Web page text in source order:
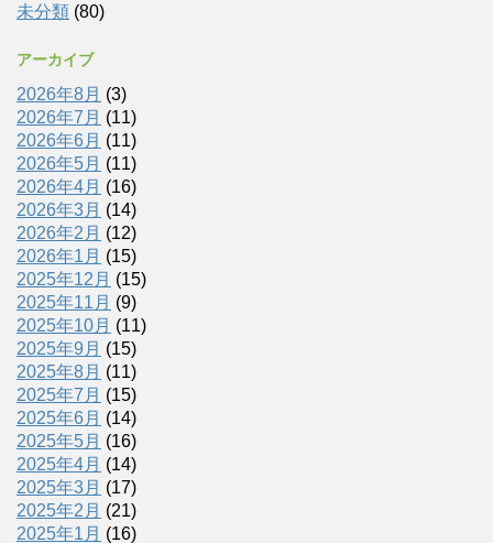
未分類 (80)
アーカイブ
2026年8月 (3)
2026年7月 (11)
2026年6月 (11)
2026年5月 (11)
2026年4月 (16)
2026年3月 (14)
2026年2月 (12)
2026年1月 (15)
2025年12月 (15)
2025年11月 (9)
2025年10月 (11)
2025年9月 (15)
2025年8月 (11)
2025年7月 (15)
2025年6月 (14)
2025年5月 (16)
2025年4月 (14)
2025年3月 (17)
2025年2月 (21)
2025年1月 (16)